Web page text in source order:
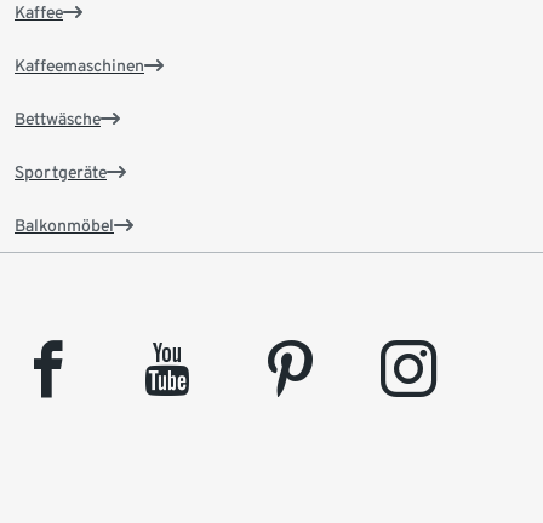
Kaffee
Kaffeemaschinen
Bettwäsche
Sportgeräte
Balkonmöbel
facebook youtube pinterest instagram